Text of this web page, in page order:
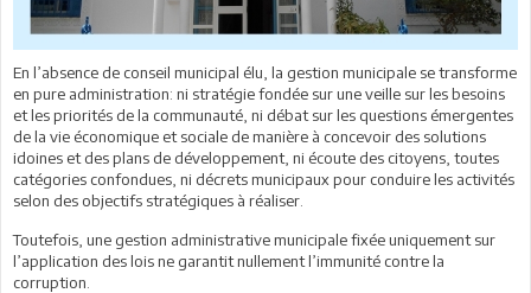
En l’absence de conseil municipal élu, la gestion municipale se transforme
en pure administration: ni stratégie fondée sur une veille sur les besoins
et les priorités de la communauté, ni débat sur les questions émergentes
de la vie économique et sociale de manière à concevoir des solutions
idoines et des plans de développement, ni écoute des citoyens, toutes
catégories confondues, ni décrets municipaux pour conduire les activités
selon des objectifs stratégiques à réaliser.
Toutefois, une gestion administrative municipale fixée uniquement sur
l’application des lois ne garantit nullement l’immunité contre la
corruption.